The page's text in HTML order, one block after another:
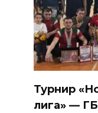
Турнир
лига» —